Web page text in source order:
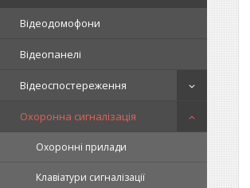
Відеодомофони
Відеопанелі
Відеоспостереження
Охоронна сигналізація
Охоронні прилади
Клавіатури сигналізації